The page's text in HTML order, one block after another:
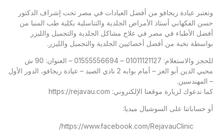
وتعتبر عيادة ريجافو من أفضل العيادات في مصر تحت إشراف الدكتور
حسن الفكهاني أستاذ الأمراض الجلدية والتناسلية بكلية طب المنيا من
أفضل الأطباء في مصر في علاج مشاكل الجلدية والتجميل والليزر
بواسطة نخبة من أفضل أخصائيين الجلدية والتجميل والليزر.
للحجز والاستعلام: 01011121127 – 01555556694 – العنوان: 90 ش
محيي الدين أبو العز – أمام بوابه 2 نادي الصيد – عيادة ريجافو، الدور الأول
– المهندسين.
كما ندعوك لزيارة موقعنا الإلكتروني: https://rejavau.com
أو حساباتنا على السوشيال ميديا:
https://www.facebook.com/RejavauClinic/